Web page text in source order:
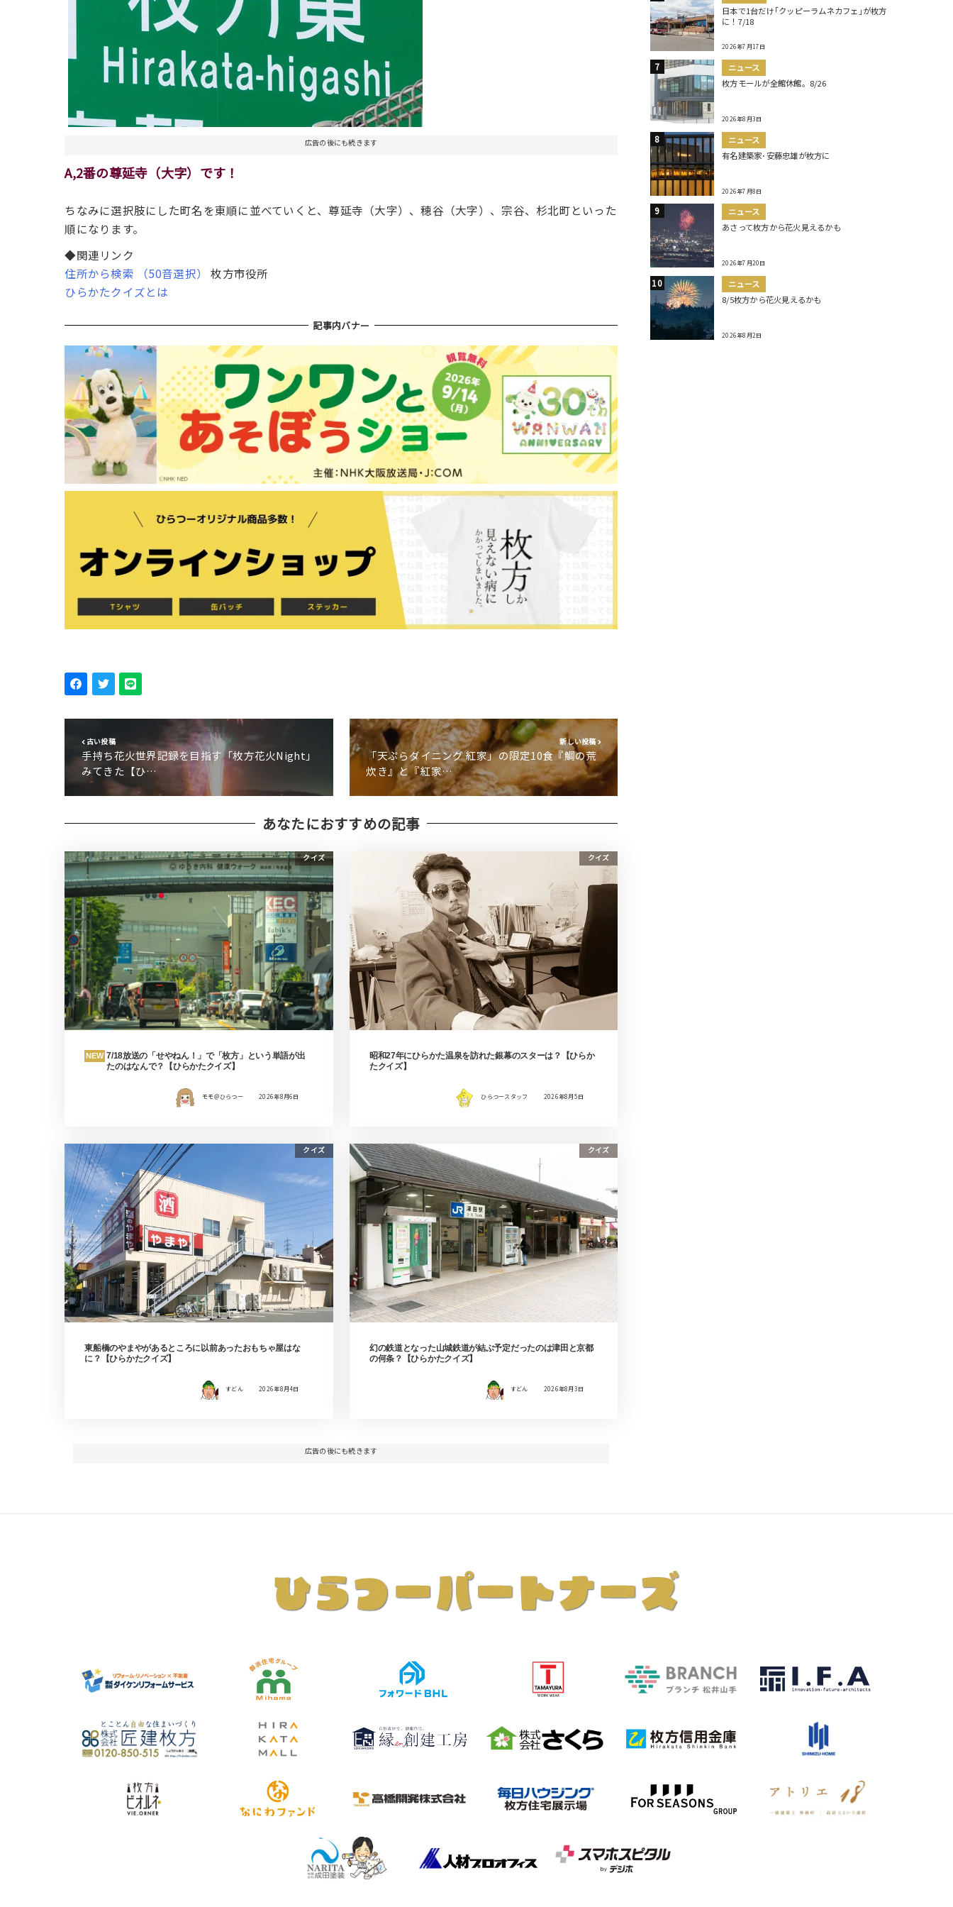
広告の後にも続きます
A,2番の尊延寺（大字）です！
ちなみに選択肢にした町名を東順に並べていくと、尊延寺（大字）、穂谷（大字）、宗谷、杉北町といった
順になります。
◆関連リンク
住所から検索 （50音選択）
枚方市役所
ひらかたクイズとは
記事内バナー
古い投稿
手持ち花火世界記録を目指す「枚方花火Night」
みてきた【ひ…
新しい投稿
「天ぷらダイニング 紅家」の限定10食『鯛の荒
炊き』と『紅家…
あなたにおすすめの記事
クイズ
NEW 7/18放送の「せやねん！」で「枚方」という単語が出
たのはなんで？【ひらかたクイズ】
モモ＠ひらつー 2026年8月6日
クイズ
昭和27年にひらかた温泉を訪れた銀幕のスターは？【ひらか
たクイズ】
ひらつースタッフ 2026年8月5日
クイズ
東船橋のやまやがあるところに以前あったおもちゃ屋はな
に？【ひらかたクイズ】
すどん 2026年8月4日
クイズ
幻の鉄道となった山城鉄道が結ぶ予定だったのは津田と京都
の何条？【ひらかたクイズ】
すどん 2026年8月3日
広告の後にも続きます
日本で1台だけ｢クッピーラムネカフェ｣が枚方
に！7/18
2026年7月17日
ニュース
枚方モールが全館休館。8/26
2026年8月3日
ニュース
有名建築家･安藤忠雄が枚方に
2026年7月8日
ニュース
あさって枚方から花火見えるかも
2026年7月20日
ニュース
8/5枚方から花火見えるかも
2026年8月2日